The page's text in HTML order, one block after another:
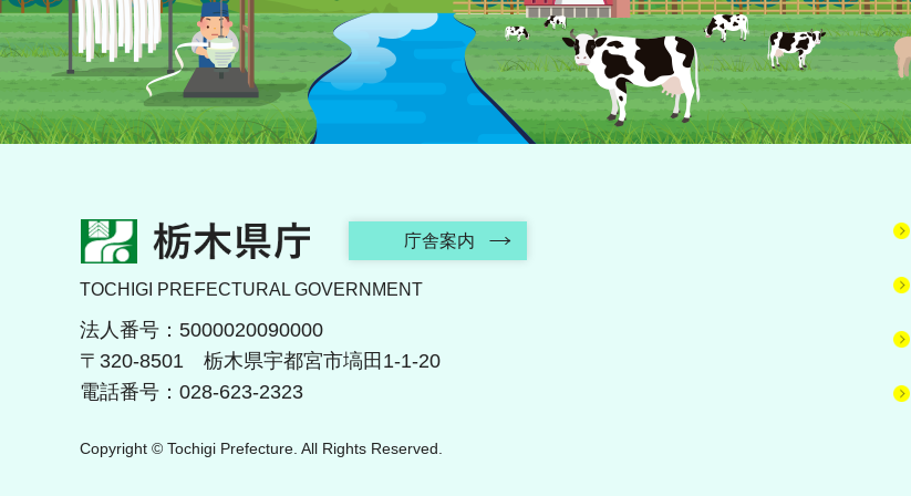
栃木県庁 庁舎案内
TOCHIGI PREFECTURAL GOVERNMENT
法人番号：5000020090000
〒320-8501 栃木県宇都宮市塙田1-1-20
電話番号：028-623-2323
Copyright © Tochigi Prefecture. All Rights Reserved.